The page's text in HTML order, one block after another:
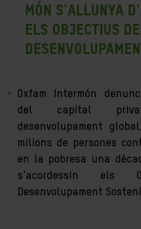
món s'allunya
els objectius de
Oxfam Intermón
del capital
desenvolupament
milions de persones
en la pobresa una
s'acordessin els
Desenvolupament